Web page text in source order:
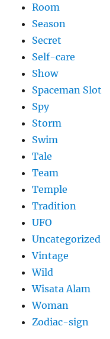
Room
Season
Secret
Self-care
Show
Spaceman Slot
Spy
Storm
Swim
Tale
Team
Temple
Tradition
UFO
Uncategorized
Vintage
Wild
Wisata Alam
Woman
Zodiac-sign